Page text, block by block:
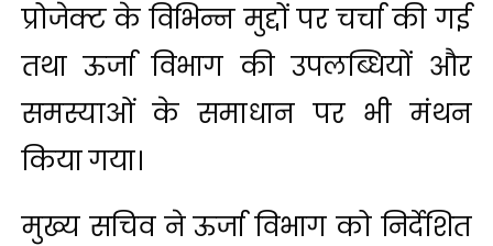
प्रोजेक्ट के विभिन्न मुद्दों पर चर्चा की गई
तथा ऊर्जा विभाग की उपलब्धियों और
समस्याओं के समाधान पर भी मंथन
किया गया।
मुख्य सचिव ने ऊर्जा विभाग को निर्देशित